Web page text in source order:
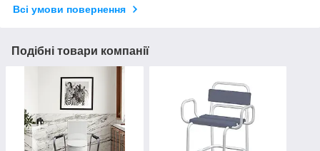
Всі умови повернення
Подібні товари компанії